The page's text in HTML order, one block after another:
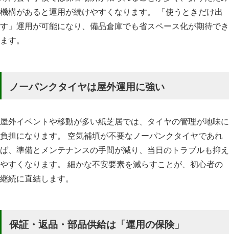
機構があると運用が続けやすくなります。 「使うときだけ出
す」運用が可能になり、備品倉庫でも省スペース化が期待でき
ます。
ノーパンクタイヤは屋外運用に強い
屋外イベントや移動が多い紙芝居では、タイヤの管理が地味に
負担になります。 空気補填が不要なノーパンクタイヤであれ
ば、準備とメンテナンスの手間が減り、当日のトラブルも抑え
やすくなります。 細かな不安要素を減らすことが、初心者の
継続に直結します。
保証・返品・部品供給は「運用の保険」